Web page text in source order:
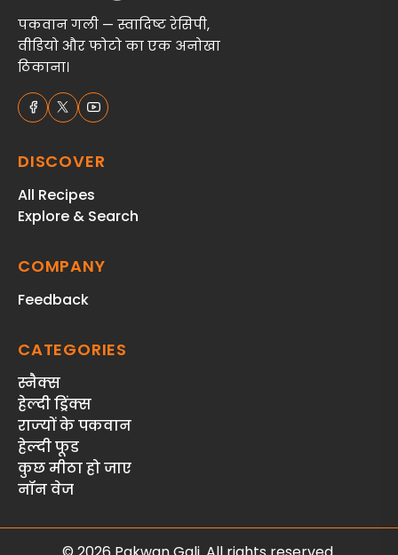
पकवान गली — स्वादिष्ट रेसिपी,
वीडियो और फोटो का एक अनोखा
ठिकाना।
DISCOVER
All Recipes
Explore & Search
COMPANY
Feedback
CATEGORIES
स्‍नैक्‍स
हेल्दी ड्रिंक्स
राज्‍यों के पकवान
हेल्‍दी फूड
कुछ मीठा हो जाए
नॉन वेज